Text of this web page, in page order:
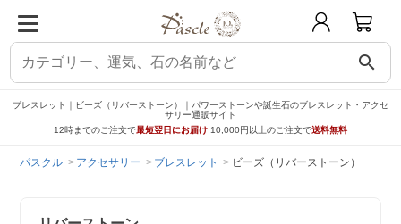
search
ブレスレット｜ビーズ（リバーストーン）｜パワーストーンや誕生石のブレスレット・アクセ
サリー通販サイト
12時までのご注文で最短翌日にお届け 10,000円以上のご注文で送料無料
パスクル アクセサリー ブレスレット ビーズ（リバーストーン）